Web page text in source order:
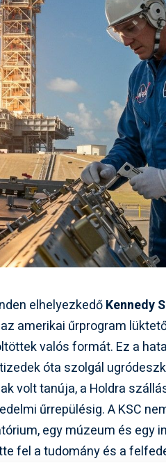
elhelyezkedőKennedy
amerikai űrprogram
valós formát. Ez a
óta szolgál
volt tanúja, a Holdra
űrrepülésig. A KSC
egy múzeum és egy
fel a tudomány és a